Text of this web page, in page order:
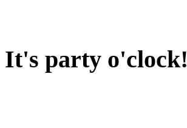
It's party o'clock!